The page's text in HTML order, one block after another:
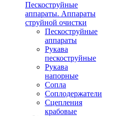
Пескоструйные
аппараты. Аппараты
струйной очистки
Пескоструйные
аппараты
Рукава
пескоструйные
Рукава
напорные
Сопла
Соплодержатели
Сцепления
крабовые